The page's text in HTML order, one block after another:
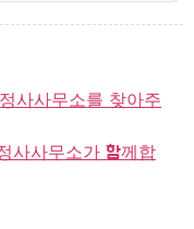
사사무소를 찾아주
사사무소가 함께합